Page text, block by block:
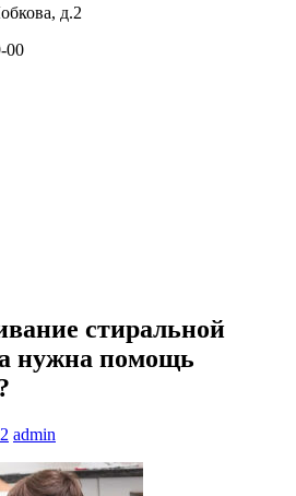
д.2
00
стиральной
нужна помощь
admin